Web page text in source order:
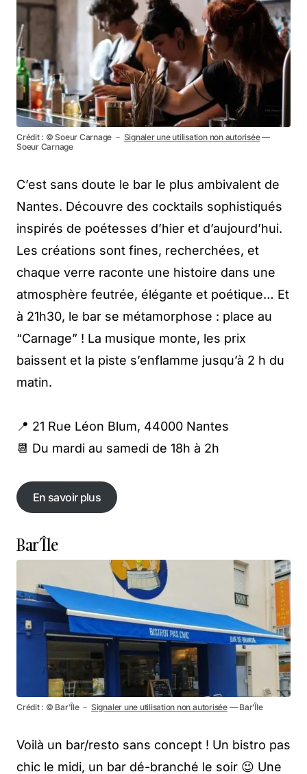
Crédit : © Soeur Carnage － Signaler une utilisation non autorisée—
Soeur Carnage
C’est sans doute le bar le plus ambivalent de
Nantes. Découvre des cocktails sophistiqués
inspirés de poétesses d’hier et d’aujourd’hui.
Les créations sont fines, recherchées, et
chaque verre raconte une histoire dans une
atmosphère feutrée, élégante et poétique… Et
à 21h30, le bar se métamorphose : place au
“Carnage” ! La musique monte, les prix
baissent et la piste s’enflamme jusqu’à 2 h du
matin.
📍 21 Rue Léon Blum, 44000 Nantes
📆 Du mardi au samedi de 18h à 2h
En savoir plus
En savoir plus
Bar’Île
Crédit : © Bar'Île － Signaler une utilisation non autorisée— Bar’Île
Voilà un bar/resto sans concept ! Un bistro pas
chic le midi, un bar dé-branché le soir 😉 Une